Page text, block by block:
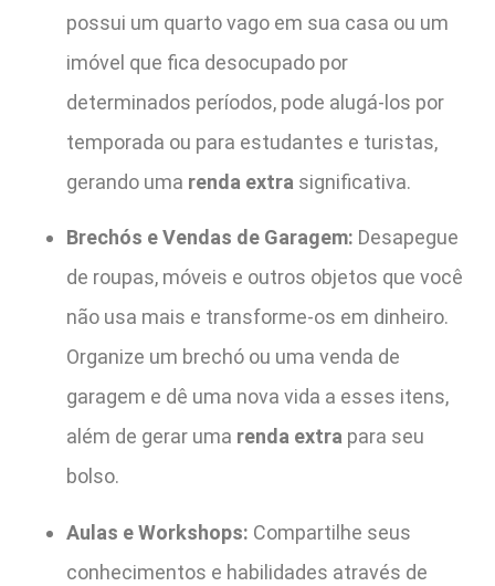
possui um quarto vago em sua casa ou um
imóvel que fica desocupado por
determinados períodos, pode alugá-los por
temporada ou para estudantes e turistas,
gerando uma renda extra significativa.
Brechós e Vendas de Garagem: Desapegue
de roupas, móveis e outros objetos que você
não usa mais e transforme-os em dinheiro.
Organize um brechó ou uma venda de
garagem e dê uma nova vida a esses itens,
além de gerar uma renda extra para seu
bolso.
Aulas e Workshops: Compartilhe seus
conhecimentos e habilidades através de